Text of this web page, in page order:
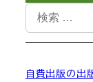
索
自費出版の出